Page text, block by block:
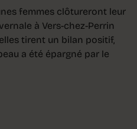
femmes clôtureront leur
à Vers-chez-Perrin
tirent un bilan positif,
a été épargné par le